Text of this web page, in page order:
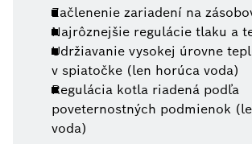
Začlenenie zariadení na
Najrôznejšie regulácie tlaku a
Udržiavanie vysokej úrovne
v spiatočke (len horúca voda)
Regulácia kotla riadená podľa
poveternostných podmienok
voda)